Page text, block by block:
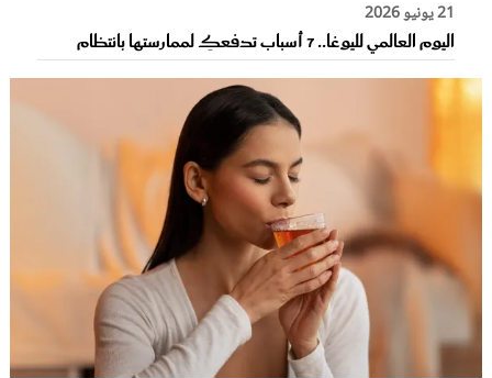
21 يونيو 2026
اليوم العالمي لليوغا.. 7 أسباب تدفعكِ لممارستها بانتظام